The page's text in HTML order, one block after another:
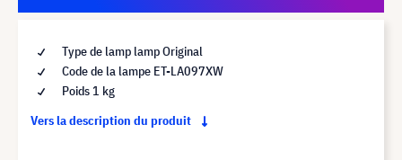
Type de lamp lamp Original
Code de la lampe ET-LA097XW
Poids 1 kg
Vers la description du produit